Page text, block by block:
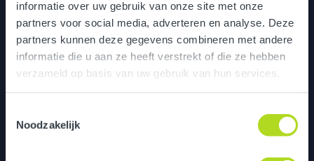
informatie over uw gebruik van onze site met onze
partners voor social media, adverteren en analyse. Deze
partners kunnen deze gegevens combineren met andere
informatie die u aan ze heeft verstrekt of die ze hebben
verzameld op basis van uw gebruik van hun services.
Noodzakelijk
Van strategie ontwikkeling naar
uitvoering